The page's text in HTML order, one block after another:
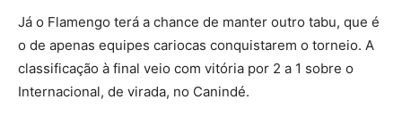
Já o Flamengo terá a chance de manter outro tabu, que é
o de apenas equipes cariocas conquistarem o torneio. A
classificação à final veio com vitória por 2 a 1 sobre o
Internacional, de virada, no Canindé.